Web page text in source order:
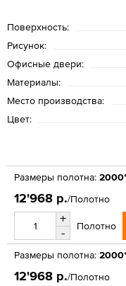
Поверхность:
Рисунок:
Офисные двери:
Материалы:
Место производства:
Цвет:
Размеры полотна:
12'968 р./Полотно
+
-
Полотно
Размеры полотна:
12'968 р./Полотно